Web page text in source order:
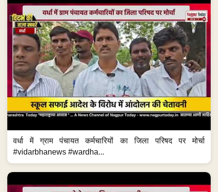
वर्धा में ग्राम पंचायत कर्मचारियों का जिला परिषद पर मोर्चा
#vidarbhanews #wardha...